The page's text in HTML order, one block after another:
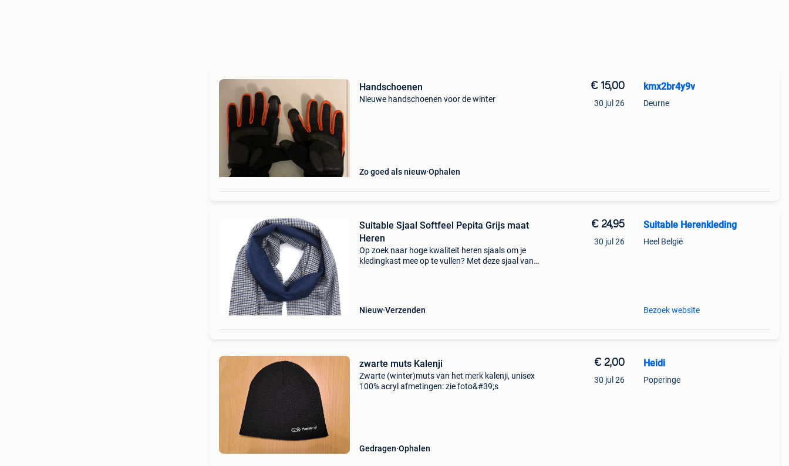
Handschoenen
Nieuwe handschoenen voor de winter
Zo goed als nieuw Ophalen
€ 15,00
30 jul 26
kmx2br4y9v
Deurne
Suitable Sjaal Softfeel Pepita Grijs maat
Heren
Op zoek naar hoge kwaliteit heren sjaals om je
kledingkast mee op te vullen? Met deze sjaal van
Nieuw Verzenden
€ 24,95
30 jul 26
Suitable Herenkleding
Heel België
Bezoek website
zwarte muts Kalenji
Zwarte (winter)muts van het merk kalenji, unisex
100% acryl afmetingen: zie foto&#39;s
Gedragen Ophalen
€ 2,00
30 jul 26
Heidi
Poperinge